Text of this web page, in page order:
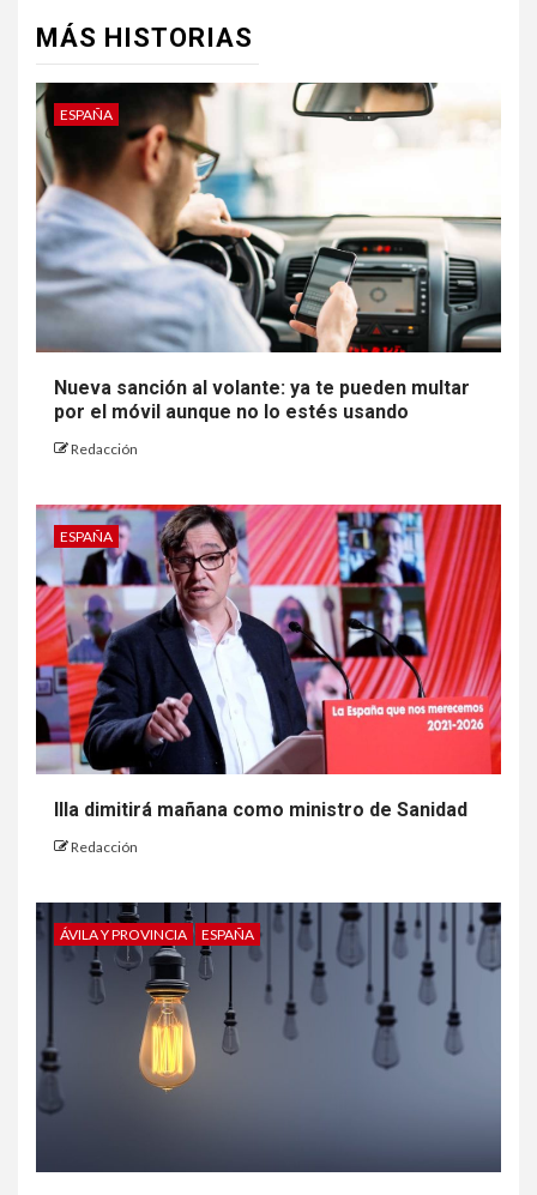
MÁS HISTORIAS
ESPAÑA
Nueva sanción al volante: ya te pueden multar
por el móvil aunque no lo estés usando
Redacción
ESPAÑA
Illa dimitirá mañana como ministro de Sanidad
Redacción
ÁVILA Y PROVINCIA ESPAÑA